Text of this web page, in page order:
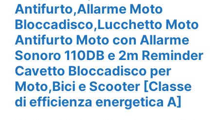
Antifurto,Allarme Moto
Bloccadisco,Lucchetto Moto
Antifurto Moto con Allarme
Sonoro 110DB e 2m Reminder
Cavetto Bloccadisco per
Moto,Bici e Scooter [Classe
di efficienza energetica A]